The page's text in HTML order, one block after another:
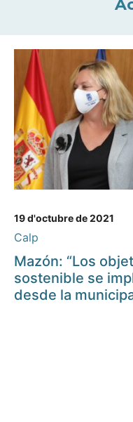
19 d'octubre de 2021
Calp
Mazón: “Los
sostenible se
desde la